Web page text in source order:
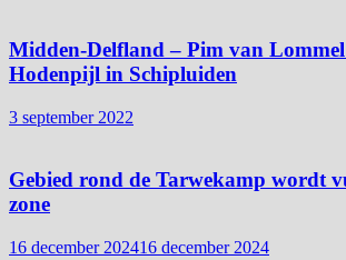
Midden-Delfland – Pim van Lommel
Hodenpijl in Schipluiden
3 september 2022
Gebied rond de Tarwekamp wordt
zone
16 december 202416 december 2024